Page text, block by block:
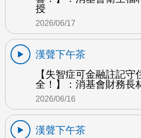
授
2026/06/17
漢聲下午茶
【失智症可金融註記守
全！】：消基會財務長
2026/06/16
漢聲下午茶